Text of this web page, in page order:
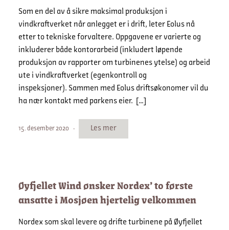
Som en del av å sikre maksimal produksjon i
vindkraftverket når anlegget er i drift, leter Eolus nå
etter to tekniske forvaltere. Oppgavene er varierte og
inkluderer både kontorarbeid (inkludert løpende
produksjon av rapporter om turbinenes ytelse) og arbeid
ute i vindkraftverket (egenkontroll og
inspeksjoner). Sammen med Eolus driftsøkonomer vil du
ha nær kontakt med parkens eier. […]
15. desember 2020 Les mer
Øyfjellet Wind ønsker Nordex’ to første
ansatte i Mosjøen hjertelig velkommen
Nordex som skal levere og drifte turbinene på Øyfjellet